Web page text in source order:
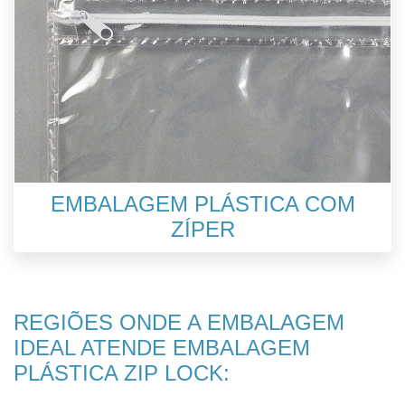
EMBALAGEM PLÁSTICA COM
ZÍPER
REGIÕES ONDE A EMBALAGEM
IDEAL ATENDE EMBALAGEM
PLÁSTICA ZIP LOCK: